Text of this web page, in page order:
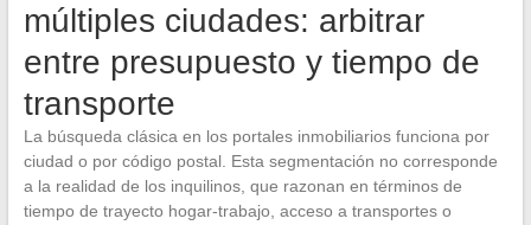
múltiples ciudades: arbitrar
entre presupuesto y tiempo de
transporte
La búsqueda clásica en los portales inmobiliarios funciona por
ciudad o por código postal. Esta segmentación no corresponde
a la realidad de los inquilinos, que razonan en términos de
tiempo de trayecto hogar-trabajo, acceso a transportes o